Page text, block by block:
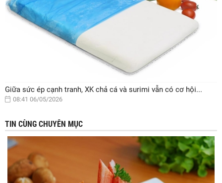
Giữa sức ép cạnh tranh, XK chả cá và surimi vẫn có cơ hội...
08:41 06/05/2026
TIN CÙNG CHUYÊN MỤC